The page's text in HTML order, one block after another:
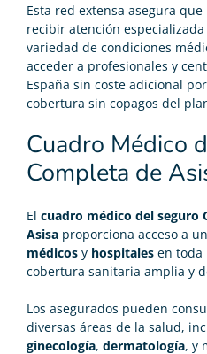
Esta red extensa asegura
recibir atención
variedad de condiciones
acceder a profesionales y
España sin coste adicional
cobertura sin copagos del
Cuadro Médico
Completa de
El cuadro médico del seguro
Asisa proporciona acceso a
médicos y hospitales en toda
cobertura sanitaria amplia y
Los asegurados pueden
diversas áreas de la salud,
ginecología, dermatología, y